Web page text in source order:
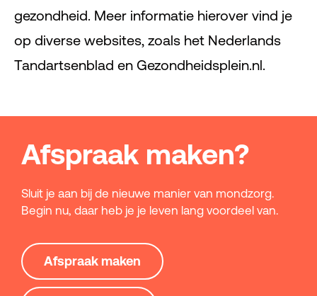
gezondheid. Meer informatie hierover vind je
op diverse websites, zoals het Nederlands
Tandartsenblad en Gezondheidsplein.nl.
Afspraak maken?
Sluit je aan bij de nieuwe manier van mondzorg.
Begin nu, daar heb je je leven lang voordeel van.
Afspraak maken